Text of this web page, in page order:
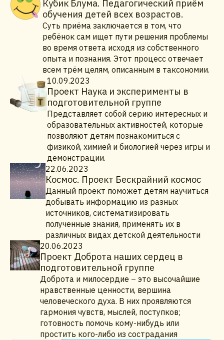
Кубик Блума. Педагогический приём
обучения детей всех возрастов.
Суть приёма заключается в том, что
ребёнок сам ищет пути решения проблемы
во время ответа исходя из собственного
опыта и познания. Этот процесс отвечает
всем трём целям, описанным в таксономии.
10.09.2023
Проект Наука и эксперименты в
подготовительной группе
Представляет собой серию интересных и
образовательных активностей, которые
позволяют детям познакомиться с
физикой, химией и биологией через игры и
демонстрации.
22.06.2023
Космос. Проект Бескрайний космос
Данный проект поможет детям научиться
добывать информацию из разных
источников, систематизировать
полученные знания, применять их в
различных видах детской деятельности
20.06.2023
Проект Доброта наших сердец в
подготовительной группе
Доброта и милосердие – это высочайшие
нравственные ценности, вершина
человеческого духа. В них проявляются
гармония чувств, мыслей, поступков;
готовность помочь кому-нибудь или
простить кого-либо из сострадания